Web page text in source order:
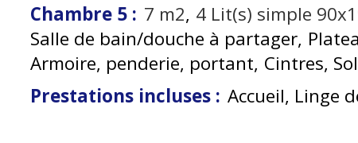
Chambre 5 : 7 m2 4 Lit(s) simple
Salle de bain/douche à partager
Armoire, penderie, portant Cintres
Prestations incluses : Accueil, Linge